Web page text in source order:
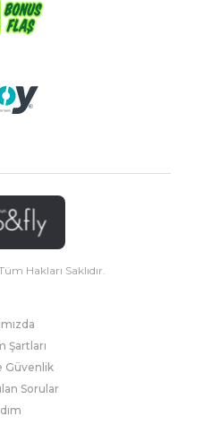
Hakları Saklıdır.
Şartları
Güvenlik
Sorular